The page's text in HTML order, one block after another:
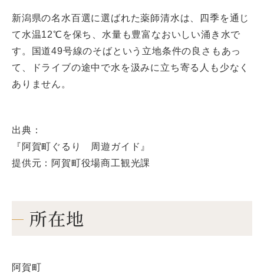
新潟県の名水百選に選ばれた薬師清水は、四季を通じ
て水温12℃を保ち、水量も豊富なおいしい涌き水で
す。国道49号線のそばという立地条件の良さもあっ
て、ドライブの途中で水を汲みに立ち寄る人も少なく
ありません。
出典：
『阿賀町ぐるり 周遊ガイド』
提供元：阿賀町役場商工観光課
所在地
阿賀町